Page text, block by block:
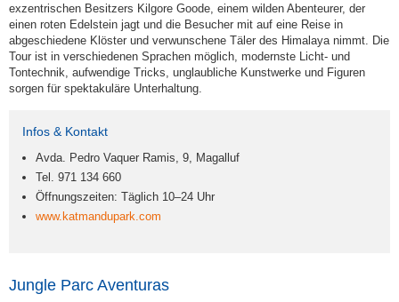
exzentrischen Besitzers Kilgore Goode, einem wilden Abenteurer, der
einen roten Edelstein jagt und die Besucher mit auf eine Reise in
abgeschiedene Klöster und verwunschene Täler des Himalaya nimmt. Die
Tour ist in verschiedenen Sprachen möglich, modernste Licht- und
Tontechnik, aufwendige Tricks, unglaubliche Kunstwerke und Figuren
sorgen für spektakuläre Unterhaltung.
Infos & Kontakt
Avda. Pedro Vaquer Ramis, 9, Magalluf
Tel. 971 134 660
Öffnungszeiten: Täglich 10–24 Uhr
www.katmandupark.com
Jungle Parc Aventuras